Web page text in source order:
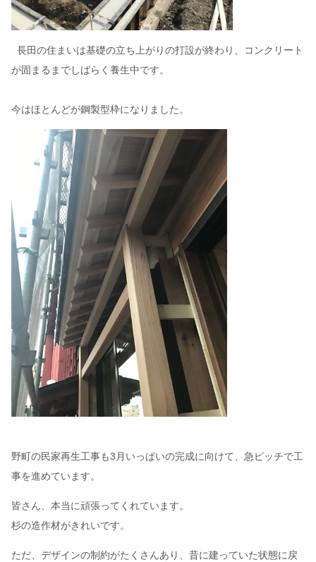
長田の住まいは基礎の立ち上がりの打設が終わり、コンクリート
が固まるまでしばらく養生中です。
今はほとんどが鋼製型枠になりました。
野町の民家再生工事も3月いっぱいの完成に向けて、急ピッチで工
事を進めています。
皆さん、本当に頑張ってくれています。
杉の造作材がきれいです。
ただ、デザインの制約がたくさんあり、昔に建っていた状態に戻